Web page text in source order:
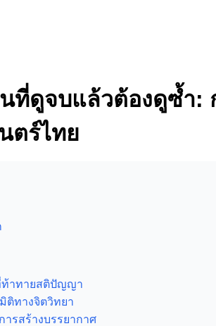
ดูจบแล้วต้องดูซ้ำ:
ตร์ไทย
ท้าทายสติปัญญา
ติทางจิตวิทยา
รสร้างบรรยากาศ